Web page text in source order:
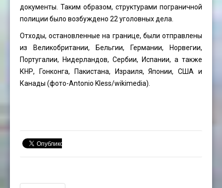
документы. Таким образом, структурами пограничной
полиции было возбуждено 22 уголовных дела.
Отходы, остановленные на границе, были отправлены
из Великобритании, Бельгии, Германии, Норвегии,
Португалии, Нидерландов, Сербии, Испании, а также
КНР, Гонконга, Пакистана, Израиля, Японии, США и
Канады (фото-Antonio Kless/wikimedia).